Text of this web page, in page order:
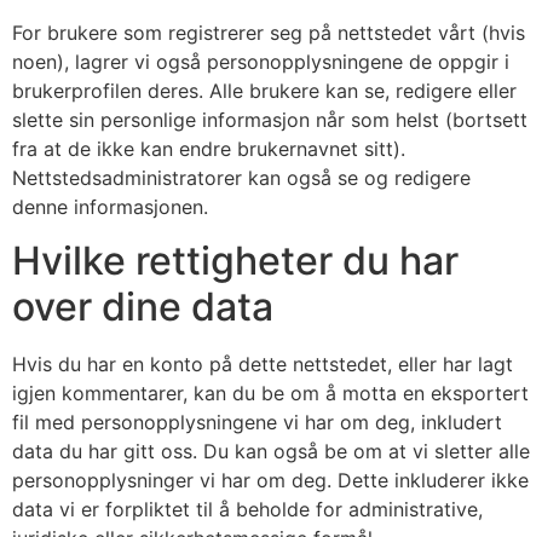
For brukere som registrerer seg på nettstedet vårt (hvis
noen), lagrer vi også personopplysningene de oppgir i
brukerprofilen deres. Alle brukere kan se, redigere eller
slette sin personlige informasjon når som helst (bortsett
fra at de ikke kan endre brukernavnet sitt).
Nettstedsadministratorer kan også se og redigere
denne informasjonen.
Hvilke rettigheter du har
over dine data
Hvis du har en konto på dette nettstedet, eller har lagt
igjen kommentarer, kan du be om å motta en eksportert
fil med personopplysningene vi har om deg, inkludert
data du har gitt oss. Du kan også be om at vi sletter alle
personopplysninger vi har om deg. Dette inkluderer ikke
data vi er forpliktet til å beholde for administrative,